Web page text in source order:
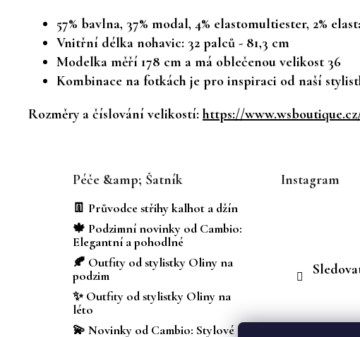
57% bavlna, 37% modal, 4% elastomultiester, 2%
Vnitřní délka nohavic: 32 palců - 81,3 cm
Modelka měří 178 cm a má oblečenou velikost 36
Kombinace na fotkách je pro inspiraci od naší
Rozměry a číslování velikostí: https://
Péče &amp; Šatník
👖 Průvodce střihy kalhot a džín
🍁 Podzimní novinky od Cambio:
Elegantní a pohodlné
🍂 Outfity od stylistky Oliny na
podzim
✨ Outfity od stylistky Oliny na
léto
💫 Novinky od Cambio: Stylové
Instagram